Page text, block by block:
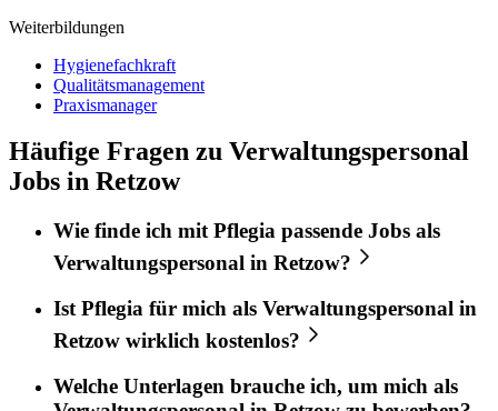
Weiterbildungen
Hygienefachkraft
Qualitätsmanagement
Praxismanager
Häufige Fragen zu Verwaltungspersonal
Jobs in Retzow
Wie finde ich mitPflegia passende Jobs als
Verwaltungspersonal in Retzow?
Ist Pflegia für mich als Verwaltungspersonal in
Retzow wirklich kostenlos?
Welche Unterlagen brauche ich, um mich als